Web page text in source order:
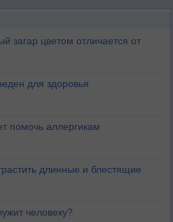
загар цветом отличается от
для здоровья
помочь аллергикам
длинные и блестящие
человеку?